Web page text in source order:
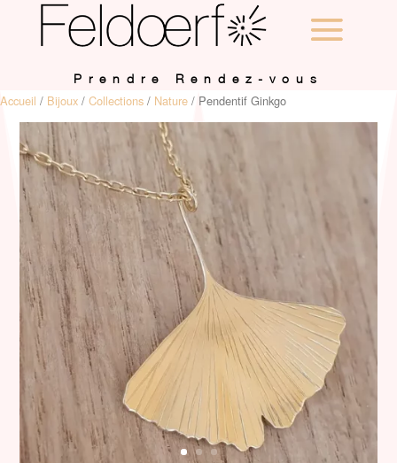
Prendre Rendez-vous
Accueil / Bijoux / Collections / Nature / Pendentif Ginkgo